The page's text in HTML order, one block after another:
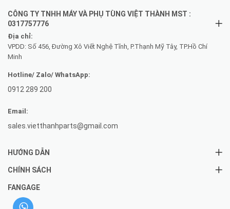
CÔNG TY TNHH MÁY VÀ PHỤ TÙNG VIỆT THÀNH MST :
0317757776
Địa chỉ:
VPDD: Số 456, Đường Xô Viết Nghệ Tĩnh, P.Thạnh Mỹ Tây, TP.Hồ Chí
Minh
Hotline/ Zalo/ WhatsApp:
0912 289 200
Email:
sales.vietthanhparts@gmail.com
HƯỚNG DẪN
CHÍNH SÁCH
FANGAGE